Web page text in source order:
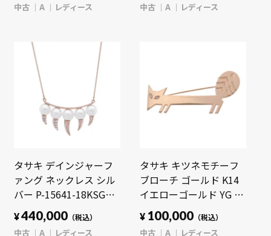
【jewelry】
中古 A レディース
【中古】【jewelry】
中古 A レディース
タサキ デインジャーフ
ァング ネックレス シル
バー P-15641-18KSG
K18ピンクゴールド PG
レディース ジュエリー
¥440,000 （税込）
中古 A レディース
タサキ キツネモチーフ
ブローチ ゴールド K14
イエローゴールド YG レ
ディース ジュエリー
【中古】【jewelry】
¥ 100,000 （税込）
中古 A レディース